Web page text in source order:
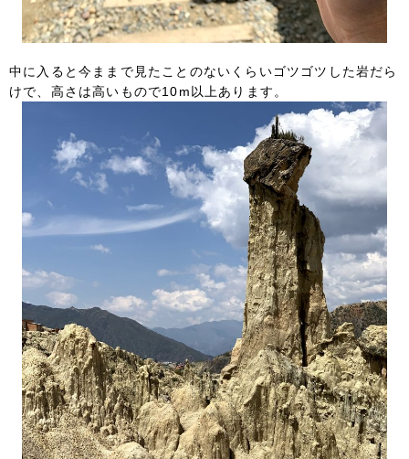
中に入ると今ままで見たことのないくらいゴツゴツした岩だら
けで、高さは高いもので10m以上あります。